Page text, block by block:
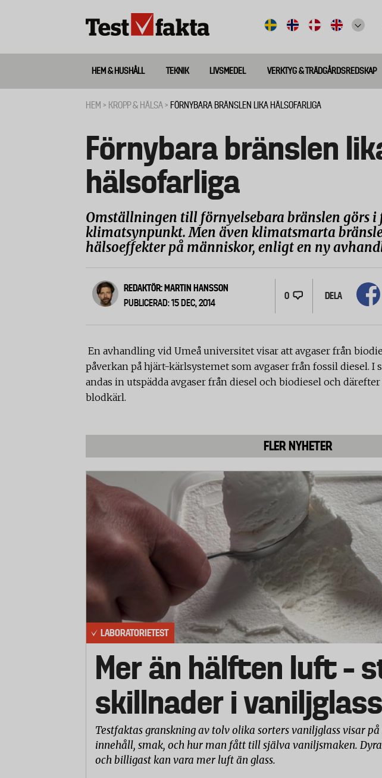
Huvudmeny
ny
HEM & HUSHÅLL TEKNIK LIVSMEDEL VERKTYG & TRÄDGÅRDSREDSKAP
HEM KROPP & HÄLSA FÖRNYBARA BRÄNSLEN LIKA HÄLSOFARLIGA
Förnybara bränslen
hälsofarliga
Omställningen till förnyelsebara bränslen görs i
klimatsynpunkt. Men även klimatsmarta
hälsoeffekter på människor, enligt en ny
REDAKTÖR: MARTIN HANSSON
PUBLICERAD: 15 DEC, 2014
0 DELA
En avhandling vid Umeå universitet visar att avgaser från
påverkan på hjärt-kärlsystemet som avgaser från fossil diesel.
andas in utspädda avgaser från diesel och biodiesel och
blodkärl.
FLER NYHETER
LABORATORIETEST
Mer än hälften luft –
skillnader i
Testfaktas granskning av tolv olika sorters vaniljglass visar
innehåll, smak, och hur man fått till själva vaniljsmaken.
och billigast kan vara mer luft än glass.